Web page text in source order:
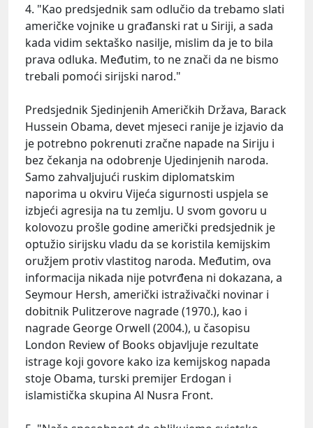
4. "Kao predsjednik sam odlučio da trebamo slati
američke vojnike u građanski rat u Siriji, a sada
kada vidim sektaško nasilje, mislim da je to bila
prava odluka. Međutim, to ne znači da ne bismo
trebali pomoći sirijski narod."
Predsjednik Sjedinjenih Američkih Država, Barack
Hussein Obama, devet mjeseci ranije je izjavio da
je potrebno pokrenuti zračne napade na Siriju i
bez čekanja na odobrenje Ujedinjenih naroda.
Samo zahvaljujući ruskim diplomatskim
naporima u okviru Vijeća sigurnosti uspjela se
izbjeći agresija na tu zemlju. U svom govoru u
kolovozu prošle godine američki predsjednik je
optužio sirijsku vladu da se koristila kemijskim
oružjem protiv vlastitog naroda. Međutim, ova
informacija nikada nije potvrđena ni dokazana, a
Seymour Hersh, američki istraživački novinar i
dobitnik Pulitzerove nagrade (1970.), kao i
nagrade George Orwell (2004.), u časopisu
London Review of Books objavljuje rezultate
istrage koji govore kako iza kemijskog napada
stoje Obama, turski premijer Erdogan i
islamistička skupina Al Nusra Front.